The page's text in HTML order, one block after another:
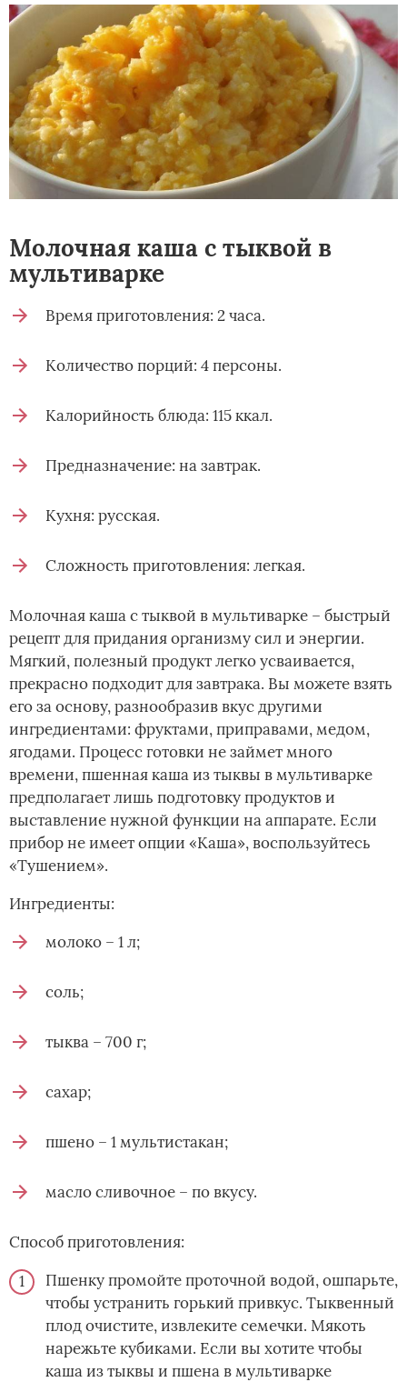
Молочная каша с тыквой в
мультиварке
Время приготовления: 2 часа.
Количество порций: 4 персоны.
Калорийность блюда: 115 ккал.
Предназначение: на завтрак.
Кухня: русская.
Сложность приготовления: легкая.
Молочная каша с тыквой в мультиварке – быстрый
рецепт для придания организму сил и энергии.
Мягкий, полезный продукт легко усваивается,
прекрасно подходит для завтрака. Вы можете взять
его за основу, разнообразив вкус другими
ингредиентами: фруктами, приправами, медом,
ягодами. Процесс готовки не займет много
времени, пшенная каша из тыквы в мультиварке
предполагает лишь подготовку продуктов и
выставление нужной функции на аппарате. Если
прибор не имеет опции «Каша», воспользуйтесь
«Тушением».
Ингредиенты:
молоко – 1 л;
соль;
тыква – 700 г;
сахар;
пшено – 1 мультистакан;
масло сливочное – по вкусу.
Способ приготовления:
Пшенку промойте проточной водой, ошпарьте,
чтобы устранить горький привкус. Тыквенный
плод очистите, извлеките семечки. Мякоть
нарежьте кубиками. Если вы хотите чтобы
каша из тыквы и пшена в мультиварке